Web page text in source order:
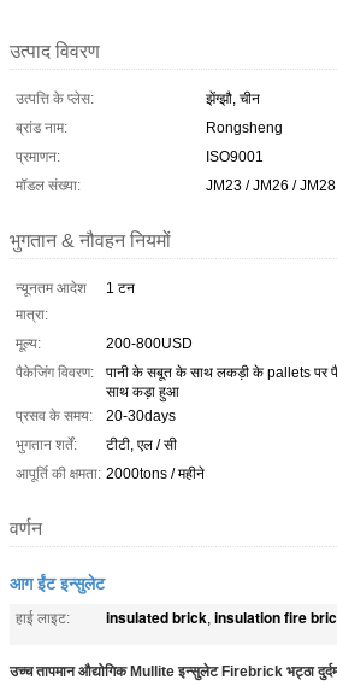
उत्पाद विवरण
उत्पत्ति के प्लेस:
झेंग्झौ, चीन
ब्रांड नाम:
Rongsheng
प्रमाणन:
ISO9001
मॉडल संख्या:
JM23 / JM26 / JM28
भुगतान & नौवहन नियमों
न्यूनतम आदेश
मात्रा:
1 टन
मूल्य:
200-800USD
पैकेजिंग विवरण:
पानी के सबूत के साथ लकड़ी के pallets पर
साथ कड़ा हुआ
प्रसव के समय:
20-30days
भुगतान शर्तें:
टीटी, एल / सी
आपूर्ति की क्षमता: 2000tons / महीने
वर्णन
आग ईंट इन्सुलेट
हाई लाइट: insulated brick, insulation fire
उच्च तापमान औद्योगिक Mullite इन्सुलेट Firebrick भट्ठा